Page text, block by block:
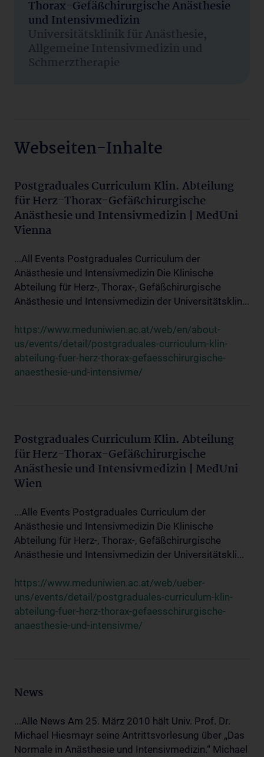
Thorax-Gefäßchirurgische Anästhesie
und Intensivmedizin
Universitätsklinik für Anästhesie,
Allgemeine Intensivmedizin und
Schmerztherapie
Webseiten-Inhalte
Postgraduales Curriculum Klin. Abteilung
für Herz-Thorax-Gefäßchirurgische
Anästhesie und Intensivmedizin | MedUni
Vienna
...All Events Postgraduales Curriculum der
Anästhesie und Intensivmedizin Die Klinische
Abteilung für Herz-, Thorax-, Gefäßchirurgische
Anästhesie und Intensivmedizin der Universitätsklin...
https://www.meduniwien.ac.at/web/en/about-
us/events/detail/postgraduales-curriculum-klin-
abteilung-fuer-herz-thorax-gefaesschirurgische-
anaesthesie-und-intensivme/
Postgraduales Curriculum Klin. Abteilung
für Herz-Thorax-Gefäßchirurgische
Anästhesie und Intensivmedizin | MedUni
Wien
...Alle Events Postgraduales Curriculum der
Anästhesie und Intensivmedizin Die Klinische
Abteilung für Herz-, Thorax-, Gefäßchirurgische
Anästhesie und Intensivmedizin der Universitätskli...
https://www.meduniwien.ac.at/web/ueber-
uns/events/detail/postgraduales-curriculum-klin-
abteilung-fuer-herz-thorax-gefaesschirurgische-
anaesthesie-und-intensivme/
News
...Alle News Am 25. März 2010 hält Univ. Prof. Dr.
Michael Hiesmayr seine Antrittsvorlesung über „Das
Normale in Anästhesie und Intensivmedizin.“ Michael